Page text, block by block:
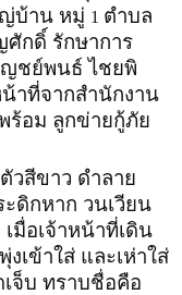
บ้าน หมู่ 1 ตำบล
กดิ์ รักษาการ
ญชย์พนธ์ ไชยพิ
าที่จากสำนักงาน
ร้อม ลูกข่ายกู้ภัย
วสีขาว ดำลาย
ดิกหาก วนเวียน
มื่อเจ้าหน้าที่เดิน
เข้าใส่ และเห่าใส่
จ็บ ทราบชื่อคือ